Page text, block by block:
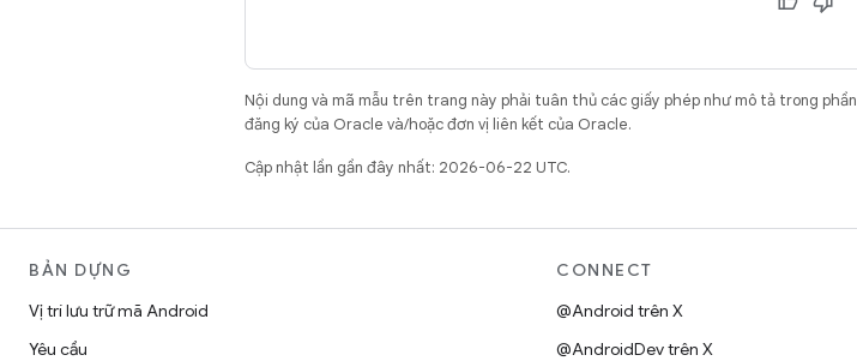
Nội dung và mã mẫu trên trang này phải tuân thủ các giấy phép như mô tả trong phần
đăng ký của Oracle và/hoặc đơn vị liên kết của Oracle.
Cập nhật lần gần đây nhất: 2026-06-22 UTC.
BẢN DỰNG
Vị trí lưu trữ mã Android
Yêu cầu
CONNECT
@Android trên X
@AndroidDev trên X